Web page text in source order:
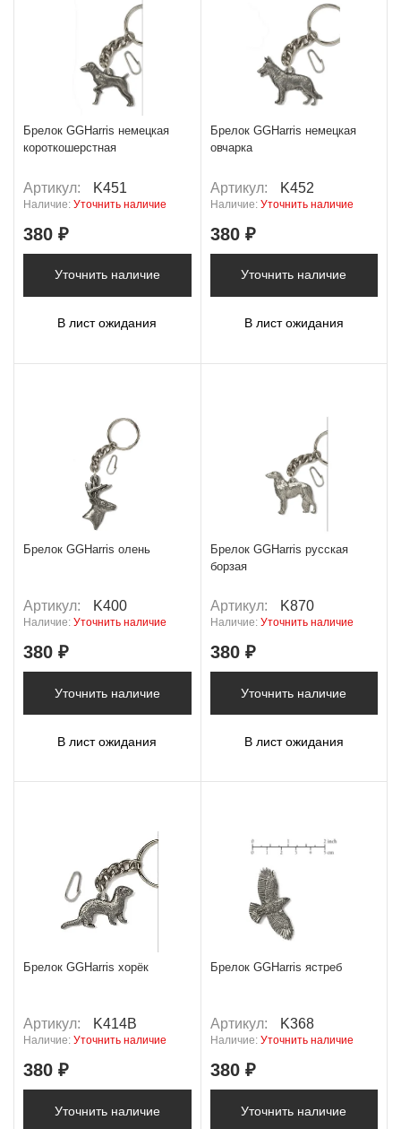
Брелок GGHarris немецкая
короткошерстная
Артикул: K451
Наличие: Уточнить наличие
380 ₽
Уточнить наличие
В лист ожидания
Брелок GGHarris немецкая
овчарка
Артикул: K452
Наличие: Уточнить наличие
380 ₽
Уточнить наличие
В лист ожидания
Брелок GGHarris олень
Артикул: K400
Наличие: Уточнить наличие
380 ₽
Уточнить наличие
В лист ожидания
Брелок GGHarris русская
борзая
Артикул: K870
Наличие: Уточнить наличие
380 ₽
Уточнить наличие
В лист ожидания
Брелок GGHarris хорёк
Артикул: K414B
Наличие: Уточнить наличие
380 ₽
Уточнить наличие
Брелок GGHarris ястреб
Артикул: K368
Наличие: Уточнить наличие
380 ₽
Уточнить наличие